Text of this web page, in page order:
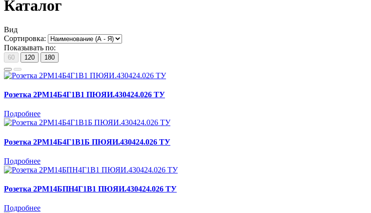
Каталог
Вид
Сортировка:
Показывать по:
60 120 180
Розетка 2РМ14Б4Г1В1 ПЮЯИ.430424.026 ТУ
Подробнее
Розетка 2РМ14Б4Г1В1Б ПЮЯИ.430424.026 ТУ
Подробнее
Розетка 2РМ14БПН4Г1В1 ПЮЯИ.430424.026 ТУ
Подробнее